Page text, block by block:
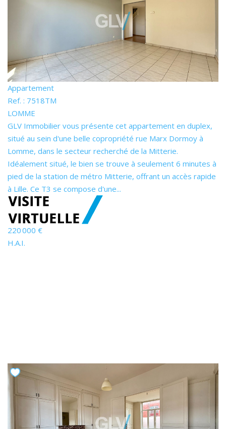
Appartement
Ref. : 7518TM
LOMME
GLV Immobilier vous présente cet appartement en duplex,
situé au sein d'une belle copropriété rue Marx Dormoy à
Lomme, dans le secteur recherché de la Mitterie.
Idéalement situé, le bien se trouve à seulement 6 minutes à
pied de la station de métro Mitterie, offrant un accès rapide
à Lille. Ce T3 se compose d'une...
220 000 €
H.A.I.